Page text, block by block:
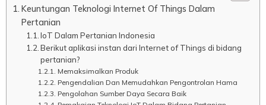
Keuntungan Teknologi Internet Of Things Dalam
Pertanian
IoT Dalam Pertanian Indonesia
Berikut aplikasi instan dari Internet of Things di bidang
pertanian?
Memaksimalkan Produk
Pengendalian Dan Memudahkan Pengontrolan Hama
Pengolahan Sumber Daya Secara Baik